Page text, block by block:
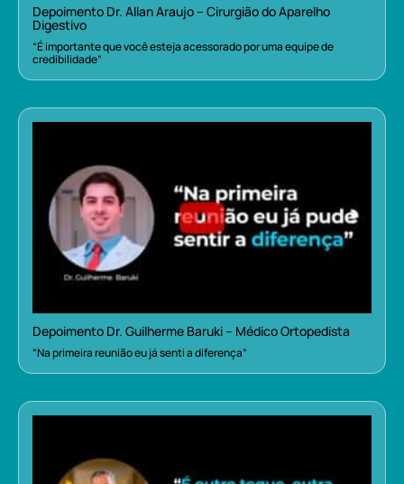
Depoimento Dr. Allan Araujo – Cirurgião do Aparelho
Digestivo
“É importante que você esteja acessorado por uma equipe de
credibilidade”
Depoimento Dr. Guilherme Baruki – Médico Ortopedista
“Na primeira reunião eu já senti a diferença”